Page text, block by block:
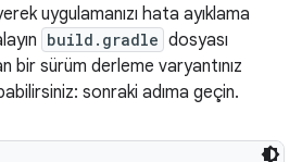
uygulamanızı hata ayıklama
build.gradle dosyası
bir sürüm derleme varyantınız
sonraki adıma geçin.